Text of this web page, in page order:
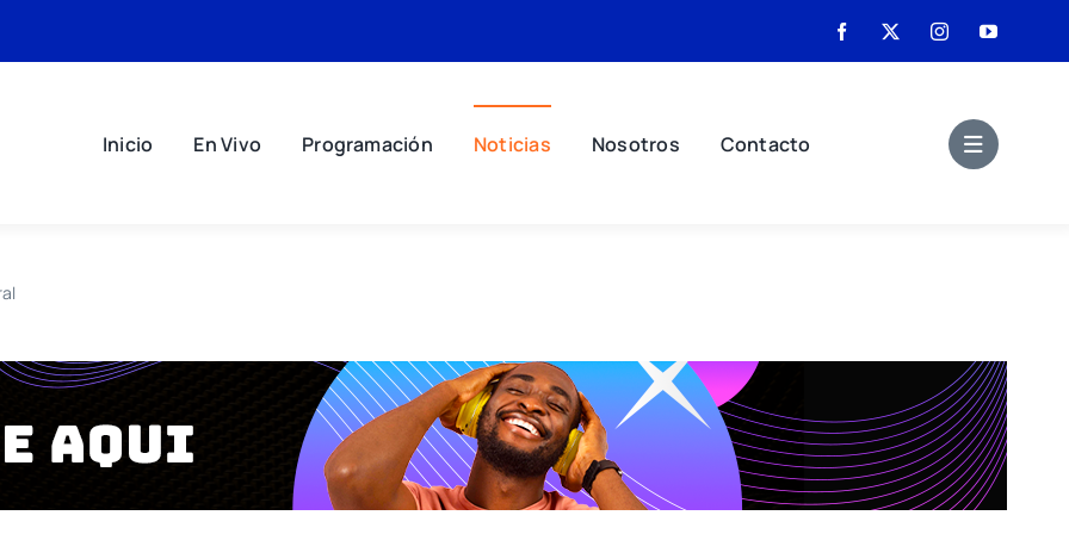
Inicio En Vivo Programación Noticias Nosotros Contacto